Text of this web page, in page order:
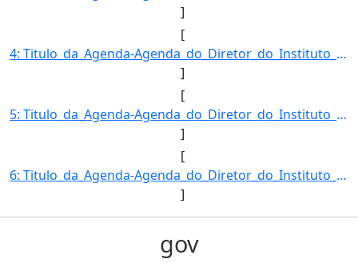
]
[
4: Titulo_da_Agenda-Agenda_do_Diretor_do_Instituto_Nacional_de_Meteorologia-Descricao_da_Agenda-FRANCIS]
]
[
5: Titulo_da_Agenda-Agenda_do_Diretor_do_Instituto_Nacional_de_Meteorologia-Descricao_da_Agenda-FRANCIS]
]
[
6: Titulo_da_Agenda-Agenda_do_Diretor_do_Instituto_Nacional_de_Meteorologia-Descricao_da_Agenda-FRANCIS]
]
gov